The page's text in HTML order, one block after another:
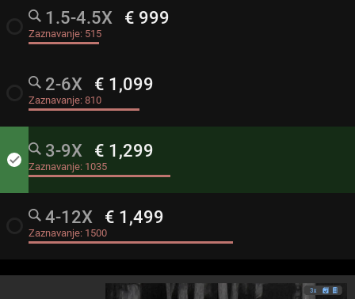
1.5-4.5X € 999
Zaznavanje: 515
2-6X € 1,099
Zaznavanje: 810
done 3-9X € 1,299
Zaznavanje: 1035
4-12X € 1,499
Zaznavanje: 1500